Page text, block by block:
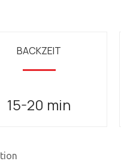
BACKZEIT
15-20 min